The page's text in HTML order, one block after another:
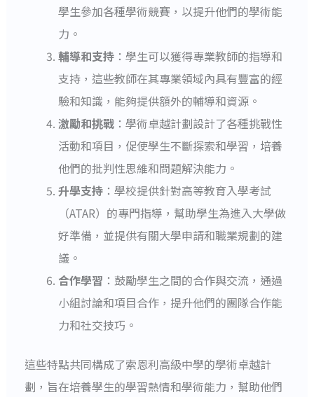
學生參加各種學術競賽，以提升他們的學術能
力。
輔導和支持：學生可以獲得專業教師的指導和
支持，這些教師在其專業領域內具有豐富的經
驗和知識，能夠提供額外的輔導和資源。
激勵和挑戰：學術卓越計劃設計了各種挑戰性
活動和項目，促使學生不斷探索和學習，培養
他們的批判性思維和問題解決能力。
升學支持：學校提供針對高等教育入學考試
（ATAR）的專門指導，幫助學生為進入大學做
好準備，並提供有關大學申請和職業規劃的建
議。
合作學習 ：鼓勵學生之間的合作與交流，通過
小組討論和項目合作，提升他們的團隊合作能
力和社交技巧。
這些特點共同構成了索恩利高級中學的學術卓越計
劃，旨在培養學生的學習熱情和學術能力，幫助他們